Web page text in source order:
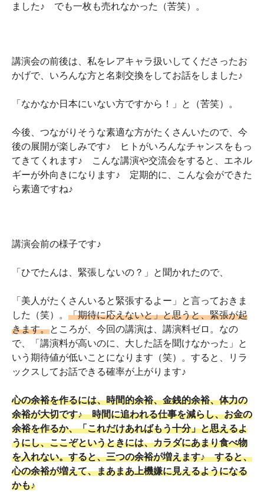
ました♪ でも一枚も売れなかった（苦笑）。
講演会の前後は、私をレアキャラ扱いしてくださったお
かげで、いろんな方と名刺交換をしてお話をしました♪
「なかなか日本にいない方ですから！」と（苦笑）。
今後、つながりそうな素適な方がたくさんいたので、今
後の展開が楽しみです♪ ヒトがいろんなチャンスをもっ
てきてくれます♪ こんな講演や交流会をすると、エネル
ギーが外向きになります♪ 定期的に、こんな会ができた
ら素適ですね♪
講演会前の様子です♪
「ひでたんは、緊張しないの？」と聞かれたので、
「美人がたくさんいると緊張するよー」と言っておきま
した（笑）。 「期待に応えないと」と思うと、緊張が起
きます。ところが、今回の講演は、講演料ゼロ。なの
で、「講演料が高いのに、大した話を聞けなかった」と
いう期待値が低いことになります（笑）。すると、リラ
ックスしてお話できる確率が上がります♪
心の余裕を作るには、時間的余裕、金銭的余裕、体力の
余裕が大切です♪ 時間に追われる仕事を減らし、お金の
余裕を作るか、「これだけあればもう十分」と思えるよ
うにし、ここぞというときには、カラダにあまり食べ物
を入れない。すると、三つの余裕が増えます♪ すると、
心の余裕が増えて、まあまあ上機嫌に見えるようになる
かも♪